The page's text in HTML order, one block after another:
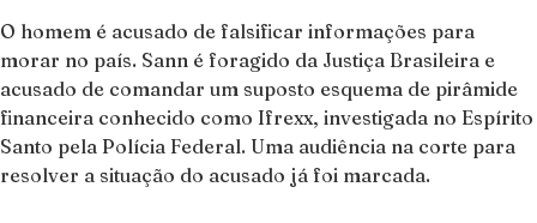
O homem é acusado de falsificar informações para
morar no país. Sann é foragido da Justiça Brasileira e
acusado de comandar um suposto esquema de pirâmide
financeira conhecido como Ifrexx, investigada no Espírito
Santo pela Polícia Federal. Uma audiência na corte para
resolver a situação do acusado já foi marcada.